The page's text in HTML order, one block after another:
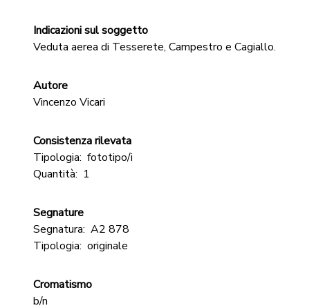
Indicazioni sul soggetto
Veduta aerea di Tesserete, Campestro e Cagiallo.
Autore
Vincenzo Vicari
Consistenza rilevata
Tipologia: fototipo/i
Quantità: 1
Segnature
Segnatura: A2 878
Tipologia: originale
Cromatismo
b/n